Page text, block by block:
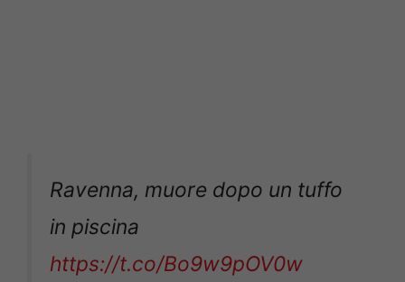
Ravenna, muore dopo un tuffo
in piscina
https://t.co/Bo9w9pOV0w